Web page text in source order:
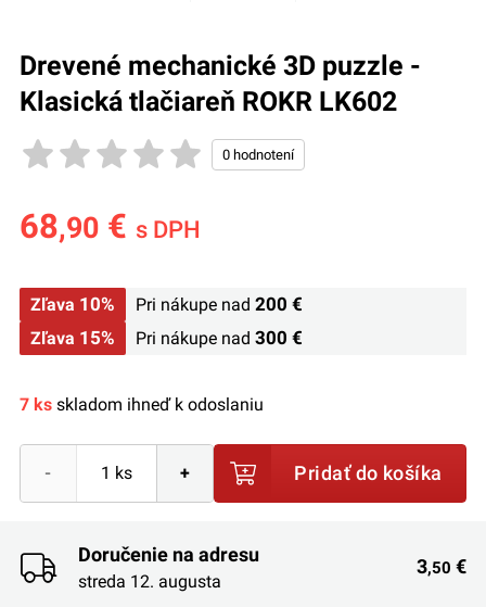
Drevené mechanické 3D puzzle -
Klasická tlačiareň ROKR LK602
68,90€ s DPH
Zľava 10% Pri nákupe nad200 €
Zľava 15% Pri nákupe nad300 €
7 ksskladom ihneď k odoslaniu
- + Pridať do košíka
Doručenie na adresu
streda 12. augusta
3,50 €